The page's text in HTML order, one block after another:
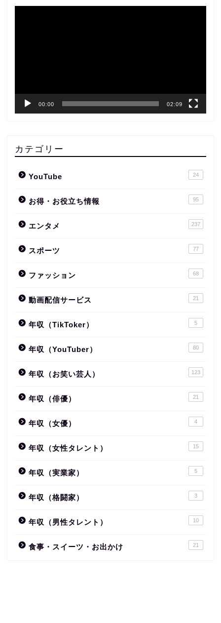
00:00 02:09
カテゴリー
YouTube 24
お得・お役立ち情報 95
エンタメ 237
スポーツ 77
ファッション 68
動画配信サービス 21
年収（TikToker） 5
年収（YouTuber） 80
年収（お笑い芸人） 123
年収（俳優） 21
年収（女優） 4
年収（女性タレント） 15
年収（実業家） 5
年収（格闘家） 3
年収（男性タレント） 10
食事・スイーツ・お出かけ 21